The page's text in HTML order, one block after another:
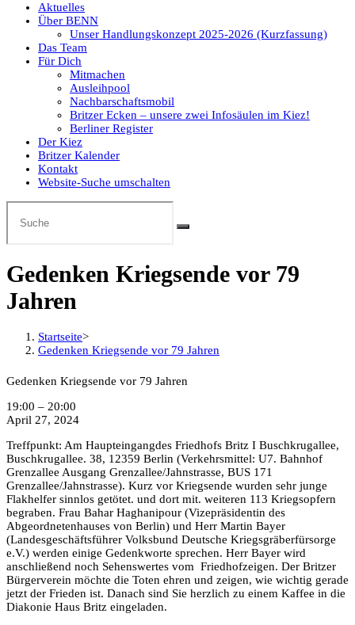
Aktuelles
Über BENN
Unser Handlungskonzept 2025-2026 (Kurzfassung)
Das Team
Für Dich
Mitmachen
Ausleihpool
Nachbarschaftsmobil
Britzer Ecken – unsere zwei Infosäulen im Kiez!
Berliner Register
Der Kiez
Britzer Kalender
Kontakt
Website-Suche umschalten
Gedenken Kriegsende vor 79
Jahren
Startseite>
Gedenken Kriegsende vor 79 Jahren
Gedenken Kriegsende vor 79 Jahren
19:00 – 20:00
April 27, 2024
Treffpunkt: Am Haupteingangdes Friedhofs Britz I Buschkrugallee,
Buschkrugallee. 38, 12359 Berlin (Verkehrsmittel: U7. Bahnhof
Grenzallee Ausgang Grenzallee/Jahnstrasse, BUS 171
Grenzallee/Jahnstrasse). Kurz vor Kriegsende wurden sehr junge
Flakhelfer sinnlos getötet. und dort mit. weiteren 113 Kriegsopfern
begraben. Frau Bahar Haghanipour (Vizepräsidentin des
Abgeordnetenhauses von Berlin) und Herr Martin Bayer
(Landesgeschäftsführer Volksbund Deutsche Kriegsgräberfürsorge
e.V.) werden einige Gedenkworte sprechen. Herr Bayer wird
anschließend noch Sehenswertes vom Friedhofzeigen. Der Britzer
Bürgerverein möchte die Toten ehren und zeigen, wie wichtig gerade
jetzt der Frieden ist. Danach sind Sie herzlich zu einem Kaffee in die
Diakonie Haus Britz eingeladen.